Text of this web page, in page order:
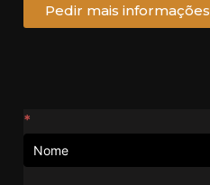
Pedir mais informações
Contactos
*